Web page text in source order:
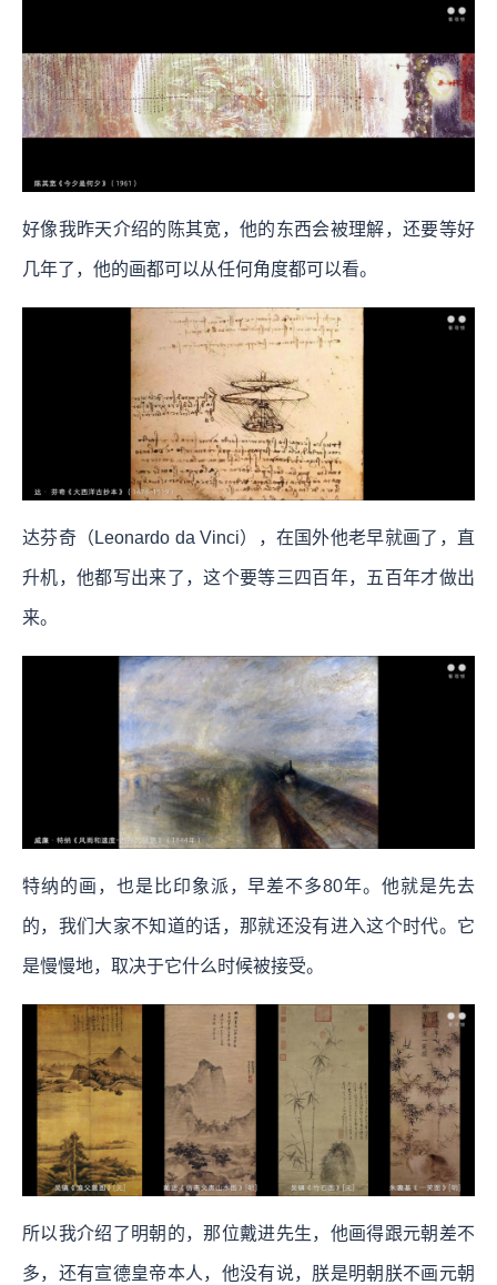
好像我昨天介绍的陈其宽，他的东西会被理解，还要等好
几年了，他的画都可以从任何角度都可以看。
达芬奇（Leonardo da Vinci），在国外他老早就画了，直
升机，他都写出来了，这个要等三四百年，五百年才做出
来。
特纳的画，也是比印象派，早差不多80年。他就是先去
的，我们大家不知道的话，那就还没有进入这个时代。它
是慢慢地，取决于它什么时候被接受。
所以我介绍了明朝的，那位戴进先生，他画得跟元朝差不
多，还有宣德皇帝本人，他没有说，朕是明朝朕不画元朝